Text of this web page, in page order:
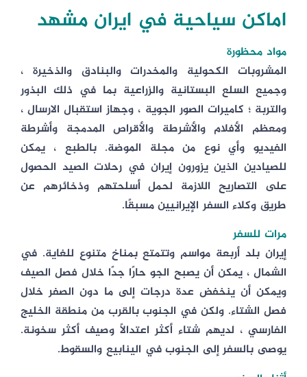
اماكن سياحية في ايران مشهد
مواد محظورة
المشروبات الكحولية والمخدرات والبنادق والذخيرة ،
وجميع السلع البستانية والزراعية بما في ذلك البذور
والتربة ؛ كاميرات الصور الجوية ، وجهاز استقبال الارسال ،
ومعظم الأفلام والأشرطة والأقراص المدمجة وأشرطة
الفيديو وأي نوع من مجلة الموضة. بالطبع ، يمكن
للصيادين الذين يزورون إيران في رحلات الصيد الحصول
على التصاريح اللازمة لحمل أسلحتهم وذخائرهم عن
طريق وكلاء السفر الإيرانيين مسبقًا.
مرات للسفر
إيران بلد أربعة مواسم وتتمتع بمناخ متنوع للغاية. في
الشمال ، يمكن أن يصبح الجو حارًا جدًا خلال فصل الصيف
ويمكن أن ينخفض عدة درجات إلى ما دون الصفر خلال
فصل الشتاء. ولكن في الجنوب بالقرب من منطقة الخليج
الفارسي ، لديهم شتاء أكثر اعتدالًا وصيف أكثر سخونة.
يوصى بالسفر إلى الجنوب في الينابيع والسقوط.